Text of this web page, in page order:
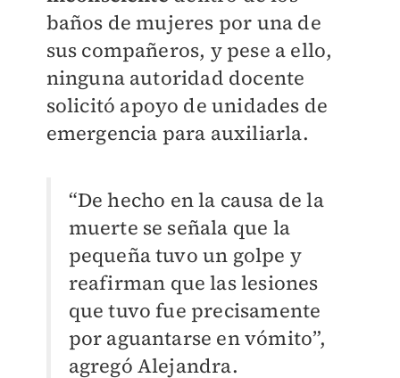
baños de mujeres por una de
sus compañeros, y pese a ello,
ninguna autoridad docente
solicitó apoyo de unidades de
emergencia para auxiliarla.
“De hecho en la causa de la
muerte se señala que la
pequeña tuvo un golpe y
reafirman que las lesiones
que tuvo fue precisamente
por aguantarse en vómito”,
agregó Alejandra.